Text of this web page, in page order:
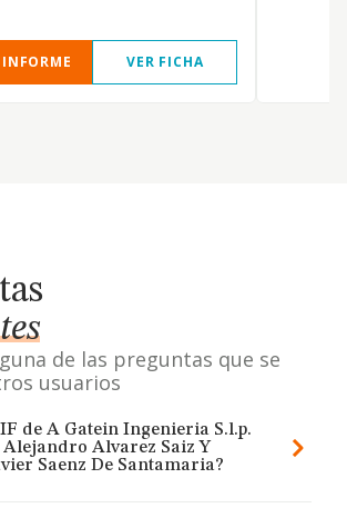
INFORME VER FICHA
de las preguntas que se
usuarios
de A Gatein Ingenieria S.l.p.
Alvarez Saiz Y
Saenz De Santamaria?